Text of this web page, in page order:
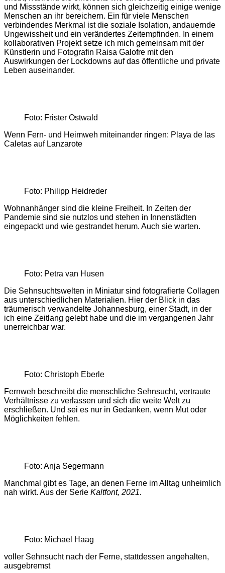
und Missstände wirkt, können sich gleichzeitig einige wenige
Menschen an ihr bereichern. Ein für viele Menschen
verbindendes Merkmal ist die soziale Isolation, andauernde
Ungewissheit und ein verändertes Zeitempfinden. In einem
kollaborativen Projekt setze ich mich gemeinsam mit der
Künstlerin und Fotografin Raisa Galofre mit den
Auswirkungen der Lockdowns auf das öffentliche und private
Leben auseinander.
Foto: Frister Ostwald
Wenn Fern- und Heimweh miteinander ringen: Playa de las
Caletas auf Lanzarote
Foto: Philipp Heidreder
Wohnanhänger sind die kleine Freiheit. In Zeiten der
Pandemie sind sie nutzlos und stehen in Innenstädten
eingepackt und wie gestrandet herum. Auch sie warten.
Foto: Petra van Husen
Die Sehnsuchtswelten in Miniatur sind fotografierte Collagen
aus unterschiedlichen Materialien. Hier der Blick in das
träumerisch verwandelte Johannesburg, einer Stadt, in der
ich eine Zeitlang gelebt habe und die im vergangenen Jahr
unerreichbar war.
Foto: Christoph Eberle
Fernweh beschreibt die menschliche Sehnsucht, vertraute
Verhältnisse zu verlassen und sich die weite Welt zu
erschließen. Und sei es nur in Gedanken, wenn Mut oder
Möglichkeiten fehlen.
Foto: Anja Segermann
Manchmal gibt es Tage, an denen Ferne im Alltag unheimlich
nah wirkt. Aus der Serie Kaltfont, 2021.
Foto: Michael Haag
voller Sehnsucht nach der Ferne, stattdessen angehalten,
ausgebremst